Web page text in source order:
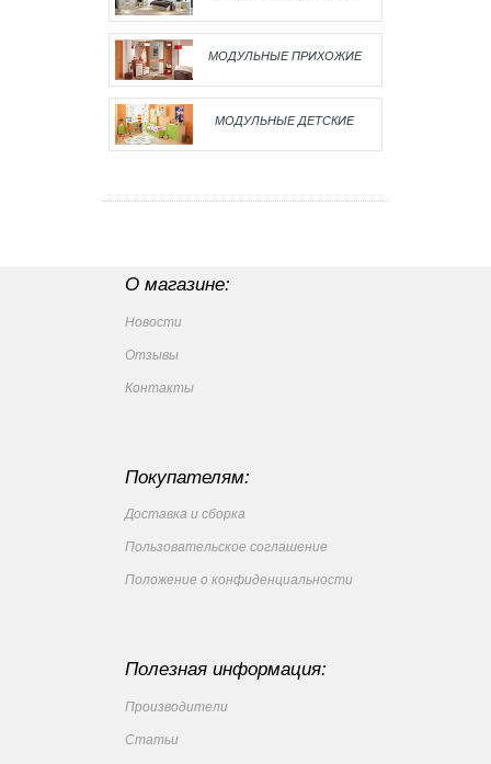
МОДУЛЬНЫЕ ПРИХОЖИЕ
МОДУЛЬНЫЕ ДЕТСКИЕ
О магазине:
Новости
Отзывы
Контакты
Покупателям:
Доставка и сборка
Пользовательское соглашение
Положение о конфиденциальности
Полезная информация:
Производители
Статьи